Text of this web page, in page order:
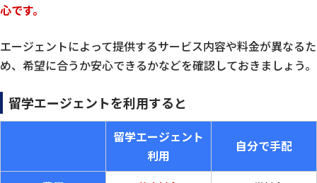
心です。
エージェントによって提供するサービス内容や料金が異なるた
め、希望に合うか安心できるかなどを確認しておきましょう。
留学エージェントを利用すると
留学エージェント
利用
自分で手配